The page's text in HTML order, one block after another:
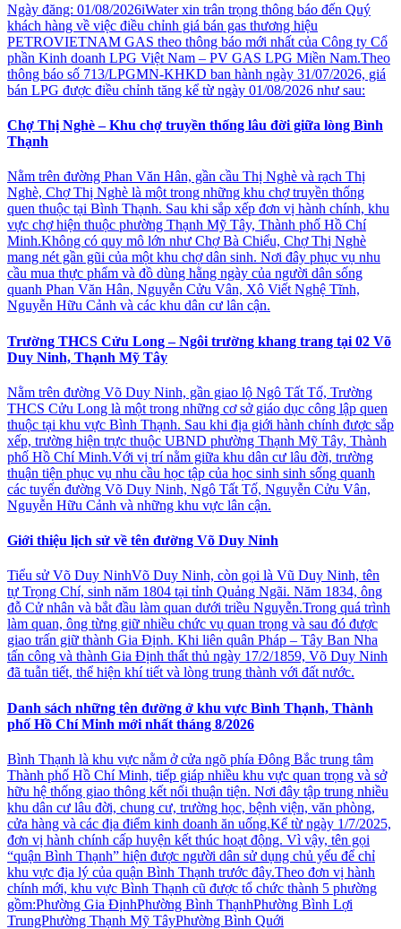
Ngày đăng: 01/08/2026iWater xin trân trọng thông báo đến Quý
khách hàng về việc điều chỉnh giá bán gas thương hiệu
PETROVIETNAM GAS theo thông báo mới nhất của Công ty Cổ
phần Kinh doanh LPG Việt Nam – PV GAS LPG Miền Nam.Theo
thông báo số 713/LPGMN-KHKD ban hành ngày 31/07/2026, giá
bán LPG được điều chỉnh tăng kể từ ngày 01/08/2026 như sau:
Chợ Thị Nghè – Khu chợ truyền thống lâu đời giữa lòng Bình
Thạnh
Nằm trên đường Phan Văn Hân, gần cầu Thị Nghè và rạch Thị
Nghè, Chợ Thị Nghè là một trong những khu chợ truyền thống
quen thuộc tại Bình Thạnh. Sau khi sắp xếp đơn vị hành chính, khu
vực chợ hiện thuộc phường Thạnh Mỹ Tây, Thành phố Hồ Chí
Minh.Không có quy mô lớn như Chợ Bà Chiểu, Chợ Thị Nghè
mang nét gần gũi của một khu chợ dân sinh. Nơi đây phục vụ nhu
cầu mua thực phẩm và đồ dùng hằng ngày của người dân sống
quanh Phan Văn Hân, Nguyễn Cửu Vân, Xô Viết Nghệ Tĩnh,
Nguyễn Hữu Cảnh và các khu dân cư lân cận.
Trường THCS Cửu Long – Ngôi trường khang trang tại 02 Võ
Duy Ninh, Thạnh Mỹ Tây
Nằm trên đường Võ Duy Ninh, gần giao lộ Ngô Tất Tố, Trường
THCS Cửu Long là một trong những cơ sở giáo dục công lập quen
thuộc tại khu vực Bình Thạnh. Sau khi địa giới hành chính được sắp
xếp, trường hiện trực thuộc UBND phường Thạnh Mỹ Tây, Thành
phố Hồ Chí Minh.Với vị trí nằm giữa khu dân cư lâu đời, trường
thuận tiện phục vụ nhu cầu học tập của học sinh sinh sống quanh
các tuyến đường Võ Duy Ninh, Ngô Tất Tố, Nguyễn Cửu Vân,
Nguyễn Hữu Cảnh và những khu vực lân cận.
Giới thiệu lịch sử về tên đường Võ Duy Ninh
Tiểu sử Võ Duy NinhVõ Duy Ninh, còn gọi là Vũ Duy Ninh, tên
tự Trọng Chí, sinh năm 1804 tại tỉnh Quảng Ngãi. Năm 1834, ông
đỗ Cử nhân và bắt đầu làm quan dưới triều Nguyễn.Trong quá trình
làm quan, ông từng giữ nhiều chức vụ quan trọng và sau đó được
giao trấn giữ thành Gia Định. Khi liên quân Pháp – Tây Ban Nha
tấn công và thành Gia Định thất thủ ngày 17/2/1859, Võ Duy Ninh
đã tuẫn tiết, thể hiện khí tiết và lòng trung thành với đất nước.
Danh sách những tên đường ở khu vực Bình Thạnh, Thành
phố Hồ Chí Minh mới nhất tháng 8/2026
Bình Thạnh là khu vực nằm ở cửa ngõ phía Đông Bắc trung tâm
Thành phố Hồ Chí Minh, tiếp giáp nhiều khu vực quan trọng và sở
hữu hệ thống giao thông kết nối thuận tiện. Nơi đây tập trung nhiều
khu dân cư lâu đời, chung cư, trường học, bệnh viện, văn phòng,
cửa hàng và các địa điểm kinh doanh ăn uống.Kể từ ngày 1/7/2025,
đơn vị hành chính cấp huyện kết thúc hoạt động. Vì vậy, tên gọi
“quận Bình Thạnh” hiện được người dân sử dụng chủ yếu để chỉ
khu vực địa lý của quận Bình Thạnh trước đây.Theo đơn vị hành
chính mới, khu vực Bình Thạnh cũ được tổ chức thành 5 phường
gồm:Phường Gia ĐịnhPhường Bình ThạnhPhường Bình Lợi
TrungPhường Thạnh Mỹ TâyPhường Bình Quới